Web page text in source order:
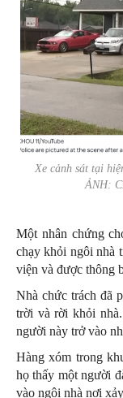
Xe cảnh sát tại
ẢNH:
Một nhân chứng
chạy khỏi ngôi nhà
viện và được thông
Nhà chức trách đã
trời và rời khỏi
người này trở vào
Hàng xóm trong
họ thấy một người
vào ngôi nhà nơi